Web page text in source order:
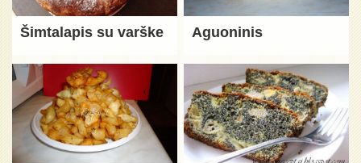
Šimtalapis su varške Aguoninis